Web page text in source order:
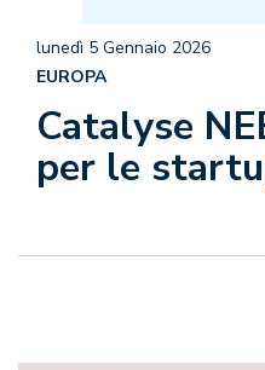
Catalyse
per le
lunedì 5 Gennaio 2026
EUROPA